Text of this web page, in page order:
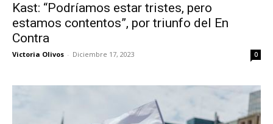
Kast: “Podríamos estar tristes, pero
estamos contentos”, por triunfo del En
Contra
Victoria Olivos - Diciembre 17, 2023 0